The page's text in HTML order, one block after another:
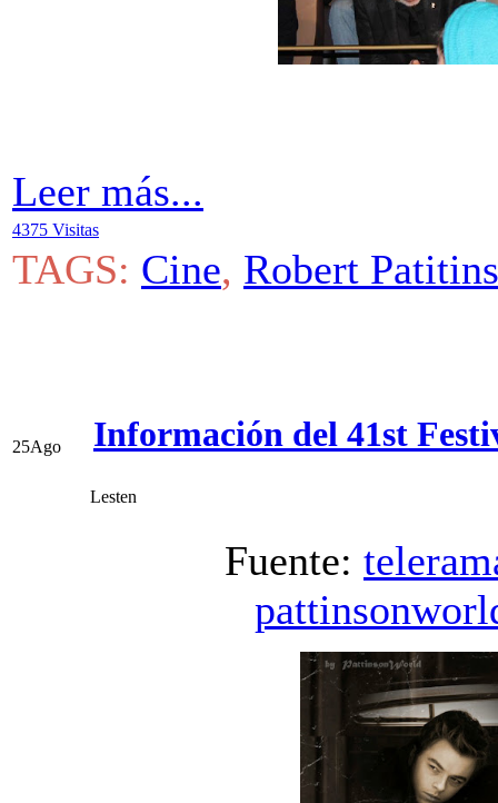
Leer más...
4375 Visitas
TAGS: Cine, Robert
25Ago Información del 41st
Lesten
Fuente: